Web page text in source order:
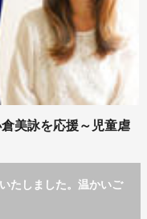
美詠を応援～児童虐
たしました。温かいご